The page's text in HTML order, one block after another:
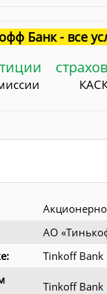
Банк - все
АО
Tinkoff Bank
Tinkoff Bank